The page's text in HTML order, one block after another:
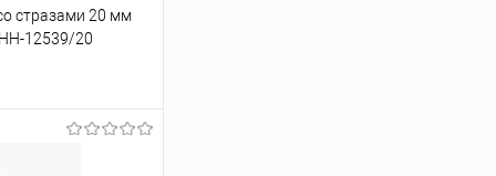
стразами 20 мм
12539/20